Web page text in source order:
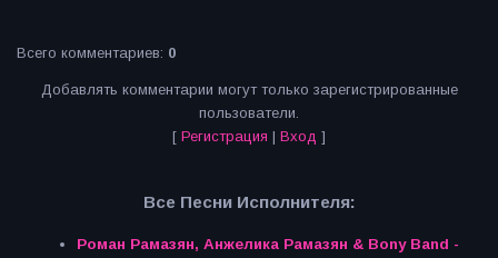
Всего комментариев: 0
Добавлять комментарии могут только зарегистрированные
пользователи.
[ Регистрация | Вход ]
Все Песни Исполнителя:
Роман Рамазян, Анжелика Рамазян & Bony Band -